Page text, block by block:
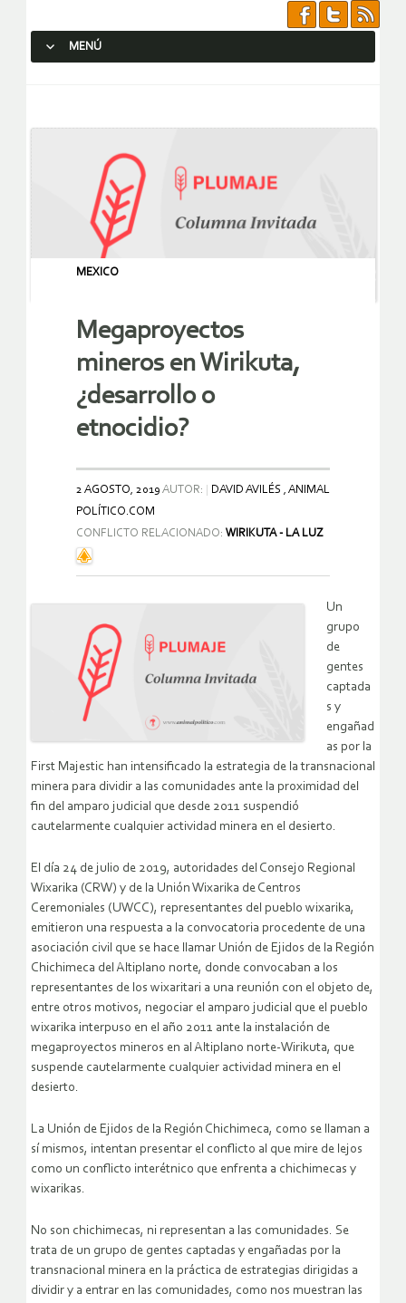
MENÚ
MEXICO
Megaproyectos
mineros en Wirikuta,
¿desarrollo o
etnocidio?
2 AGOSTO, 2019 AUTOR:
DAVID AVILÉS , ANIMAL
POLÍTICO.COM
CONFLICTO RELACIONADO: WIRIKUTA - LA LUZ
Un
grupo
de
gentes
captada
s y
engañad
as por la
First Majestic han intensificado la estrategia de la transnacional
minera para dividir a las comunidades ante la proximidad del
fin del amparo judicial que desde 2011 suspendió
cautelarmente cualquier actividad minera en el desierto.
El día 24 de julio de 2019, autoridades del Consejo Regional
Wixarika (CRW) y de la Unión Wixarika de Centros
Ceremoniales (UWCC), representantes del pueblo wixarika,
emitieron una respuesta a la convocatoria procedente de una
asociación civil que se hace llamar Unión de Ejidos de la Región
Chichimeca del Altiplano norte, donde convocaban a los
representantes de los wixaritari a una reunión con el objeto de,
entre otros motivos, negociar el amparo judicial que el pueblo
wixarika interpuso en el año 2011 ante la instalación de
megaproyectos mineros en al Altiplano norte-Wirikuta, que
suspende cautelarmente cualquier actividad minera en el
desierto.
La Unión de Ejidos de la Región Chichimeca, como se llaman a
sí mismos, intentan presentar el conflicto al que mire de lejos
como un conflicto interétnico que enfrenta a chichimecas y
wixarikas.
No son chichimecas, ni representan a las comunidades. Se
trata de un grupo de gentes captadas y engañadas por la
transnacional minera en la práctica de estrategias dirigidas a
dividir y a entrar en las comunidades, como nos muestran las